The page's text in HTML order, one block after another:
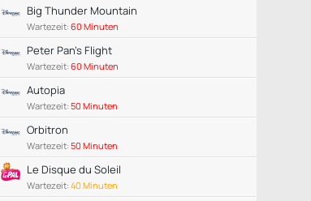
Big Thunder Mountain
Wartezeit: 60 Minuten
Peter Pan's Flight
Wartezeit: 60 Minuten
Autopia
Wartezeit: 50 Minuten
Orbitron
Wartezeit: 50 Minuten
Le Disque du Soleil
Wartezeit: 40 Minuten